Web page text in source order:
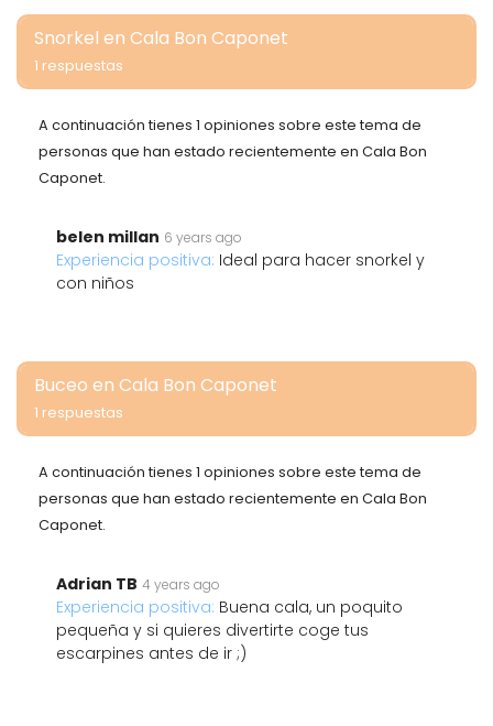
Snorkel en Cala Bon Caponet
1 respuestas
A continuación tienes 1 opiniones sobre este tema de
personas que han estado recientemente en Cala Bon
Caponet.
belen millan 6 years ago
Experiencia positiva: Ideal para hacer snorkel y
con niños
Buceo en Cala Bon Caponet
1 respuestas
A continuación tienes 1 opiniones sobre este tema de
personas que han estado recientemente en Cala Bon
Caponet.
Adrian TB 4 years ago
Experiencia positiva: Buena cala, un poquito
pequeña y si quieres divertirte coge tus
escarpines antes de ir ;)